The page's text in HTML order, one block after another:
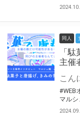
同人
「
主催
#WEB
マルシ